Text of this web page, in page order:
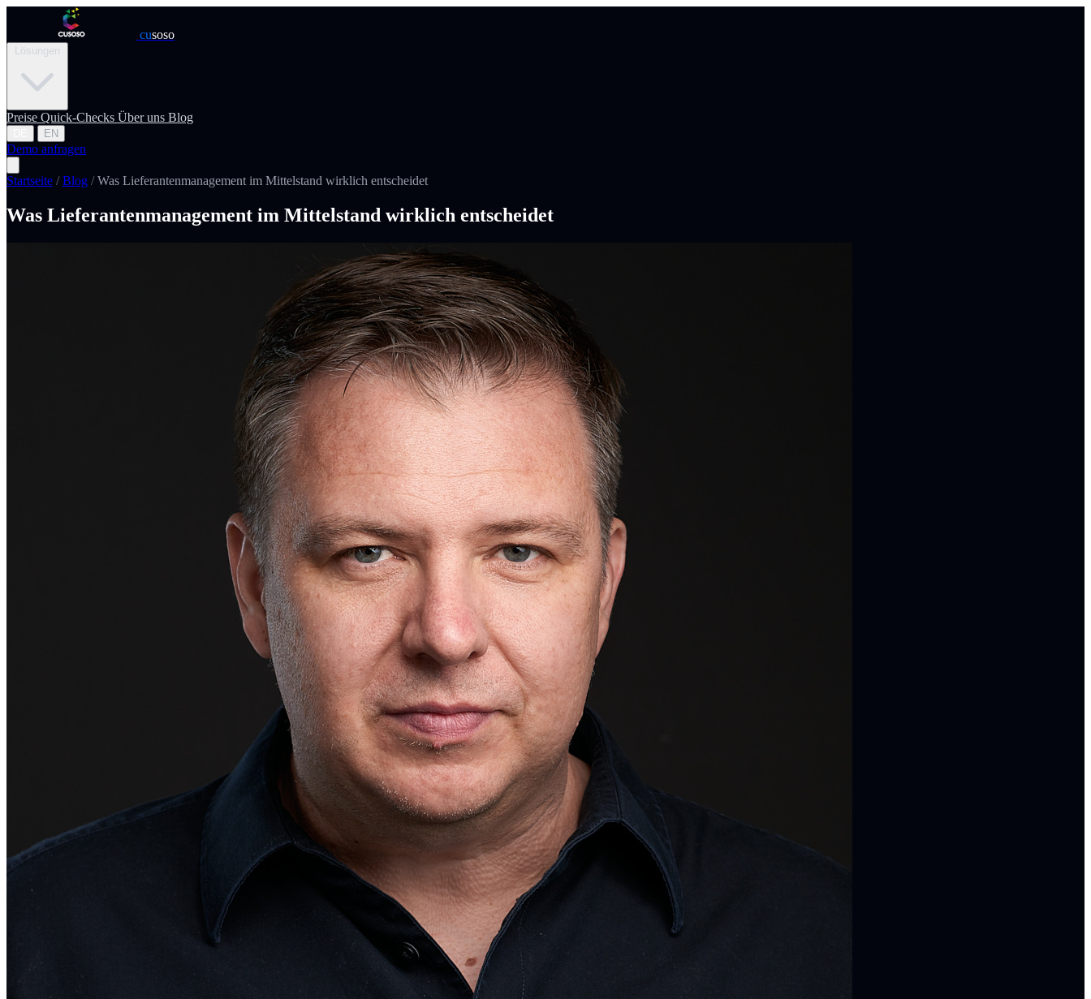
cusoso
Lösungen
Preise Quick-Checks Über uns Blog
EN
Demo anfragen
Startseite / Blog / Was Lieferantenmanagement im Mittelstand wirklich entscheidet
Was Lieferantenmanagement im Mittelstand wirklich entscheidet